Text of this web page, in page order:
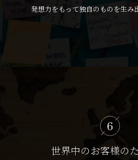
発想力をもって独自のものを生み
世界中のお客様のた